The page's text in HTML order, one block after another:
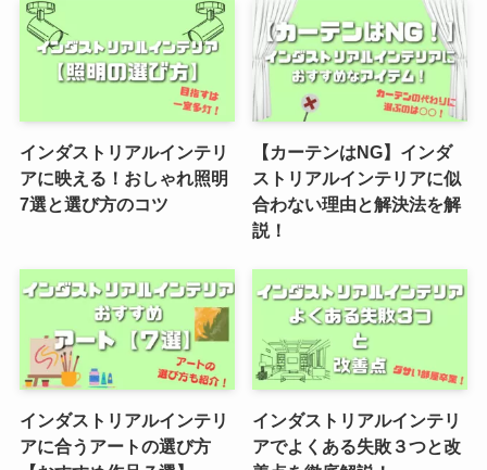
インダストリアルインテリ
アに映える！おしゃれ照明
7選と選び方のコツ
【カーテンはNG】インダ
ストリアルインテリアに似
合わない理由と解決法を解
説！
インダストリアルインテリ
アに合うアートの選び方
インダストリアルインテリ
アでよくある失敗３つと改